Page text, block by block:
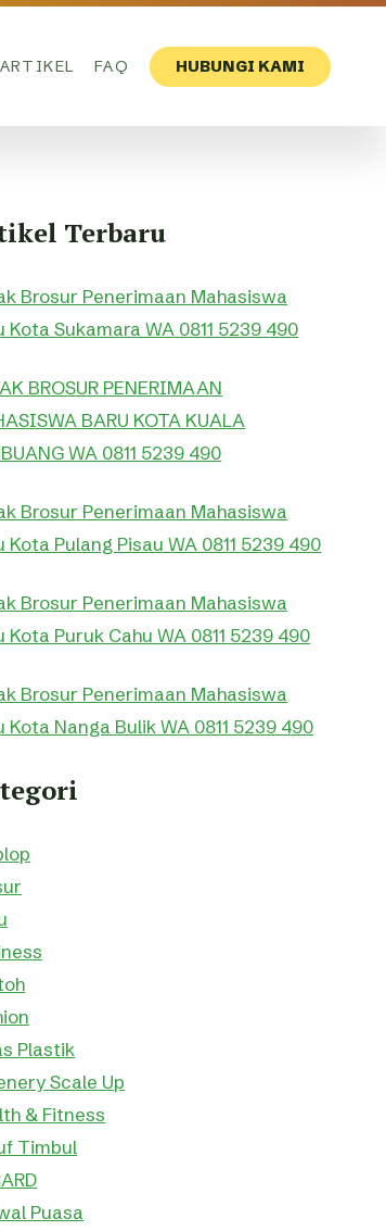
ARTIKEL FAQ HUBUNGI KAMI
Terbaru
Brosur Penerimaan Mahasiswa
Kota Sukamara WA 0811 5239 490
BROSUR PENERIMAAN
BARU KOTA KUALA
WA 0811 5239 490
Brosur Penerimaan Mahasiswa
Kota Pulang Pisau WA 0811 5239 490
Brosur Penerimaan Mahasiswa
Kota Puruk Cahu WA 0811 5239 490
Brosur Penerimaan Mahasiswa
Kota Nanga Bulik WA 0811 5239 490
Plastik
Scale Up
& Fitness
Timbul
Puasa